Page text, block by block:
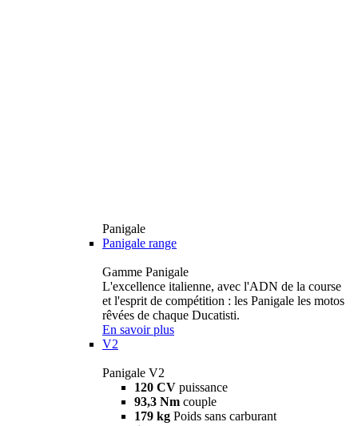
Panigale
Panigale range
Gamme Panigale
L'excellence italienne, avec l'ADN de la course
et l'esprit de compétition : les Panigale les motos
rêvées de chaque Ducatisti.
En savoir plus
V2
Panigale V2
120 CV puissance
93,3 Nm couple
179 kg Poids sans carburant